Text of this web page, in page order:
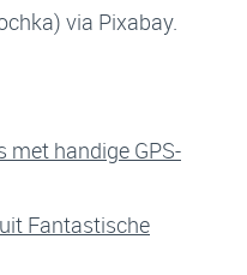
via Pixabay.
met handige GPS-
Fantastische